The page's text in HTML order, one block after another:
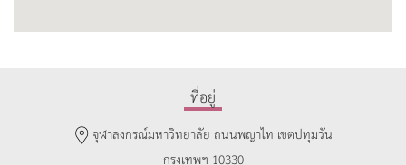
ที่อยู่
จุฬาลงกรณ์มหาวิทยาลัย ถนนพญาไท เขตปทุมวัน
กรุงเทพฯ 10330